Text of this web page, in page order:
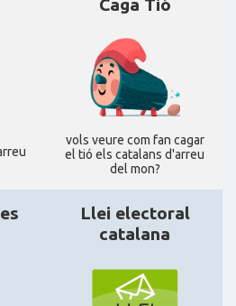
Catalans a SHEFFIELD
Catalans a SOUTHAMPTON
Catalans a STIRLING
Catalans a WIGHT
Caga Tió
vols veure com fan cagar
el tió els catalans d'arreu
del mon?
Llei electoral
catalana